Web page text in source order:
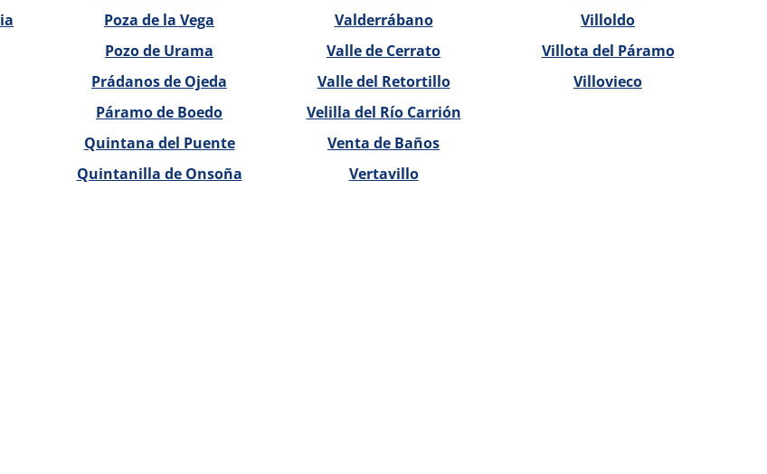
Poza de la Vega
Pozo de Urama
Prádanos de Ojeda
Páramo de Boedo
Quintana del Puente
Quintanilla de Onsoña
Valderrábano
Valle de Cerrato
Valle del Retortillo
Velilla del Río Carrión
Venta de Baños
Vertavillo
Villoldo
Villota del Páramo
Villovieco